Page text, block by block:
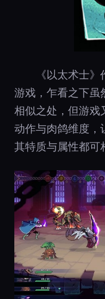
《以太术士
游戏，乍看之下虽
相似之处，但游戏
动作与肉鸽维度，
其特质与属性都可